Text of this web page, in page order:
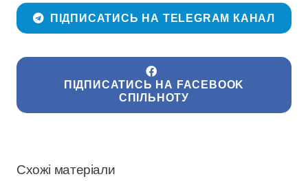
ПІДПИСАТИСЬ НА TELEGRAM КАНАЛ
ПІДПИСАТИСЬ НА FACEBOOK
СПІЛЬНОТУ
Схожі матеріали